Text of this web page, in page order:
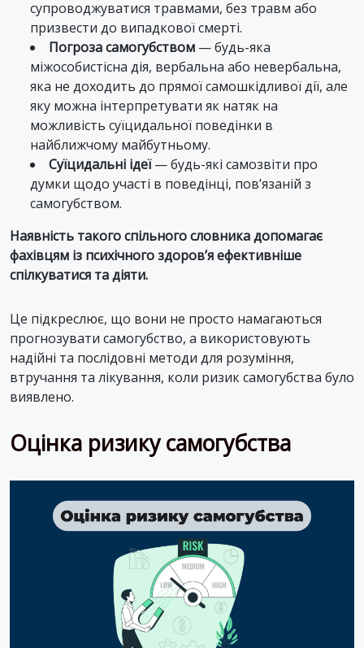
супроводжуватися травмами, без травм або
призвести до випадкової смерті.
Погроза самогубством — будь-яка
міжособистісна дія, вербальна або невербальна,
яка не доходить до прямої самошкідливої дії, але
яку можна інтерпретувати як натяк на
можливість суїцидальної поведінки в
найближчому майбутньому.
Суїцидальні ідеї— будь-які самозвіти про
думки щодо участі в поведінці, пов’язаній з
самогубством.
Наявність такого спільного словника допомагає
фахівцям із психічного здоров’я ефективніше
спілкуватися та діяти.
Це підкреслює, що вони не просто намагаються
прогнозувати самогубство, а використовують
надійні та послідовні методи для розуміння,
втручання та лікування, коли ризик самогубства було
виявлено.
Оцінка ризику самогубства